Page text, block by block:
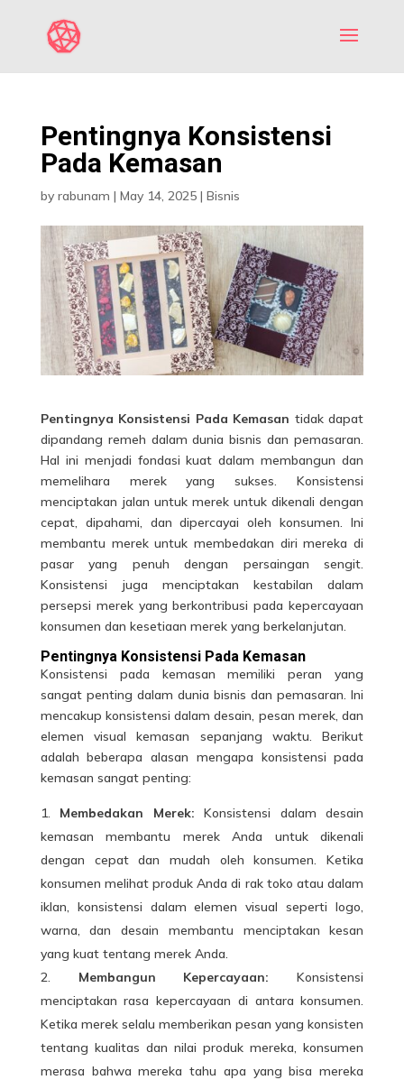
Pentingnya Konsistensi
Pada Kemasan
by rabunam | May 14, 2025| Bisnis
Pentingnya Konsistensi Pada Kemasan tidak dapat
dipandang remeh dalam dunia bisnis dan pemasaran.
Hal ini menjadi fondasi kuat dalam membangun dan
memelihara merek yang sukses. Konsistensi
menciptakan jalan untuk merek untuk dikenali dengan
cepat, dipahami, dan dipercayai oleh konsumen. Ini
membantu merek untuk membedakan diri mereka di
pasar yang penuh dengan persaingan sengit.
Konsistensi juga menciptakan kestabilan dalam
persepsi merek yang berkontribusi pada kepercayaan
konsumen dan kesetiaan merek yang berkelanjutan.
Pentingnya Konsistensi Pada Kemasan
Konsistensi pada kemasan memiliki peran yang
sangat penting dalam dunia bisnis dan pemasaran. Ini
mencakup konsistensi dalam desain, pesan merek, dan
elemen visual kemasan sepanjang waktu. Berikut
adalah beberapa alasan mengapa konsistensi pada
kemasan sangat penting:
Membedakan Merek: Konsistensi dalam desain
kemasan membantu merek Anda untuk dikenali
dengan cepat dan mudah oleh konsumen. Ketika
konsumen melihat produk Anda di rak toko atau dalam
iklan, konsistensi dalam elemen visual seperti logo,
warna, dan desain membantu menciptakan kesan
yang kuat tentang merek Anda.
Membangun Kepercayaan: Konsistensi
menciptakan rasa kepercayaan di antarakonsumen.
Ketika merek selalu memberikan pesan yang konsisten
tentang kualitas dan nilai produk mereka, konsumen
merasa bahwa mereka tahu apa yang bisa mereka